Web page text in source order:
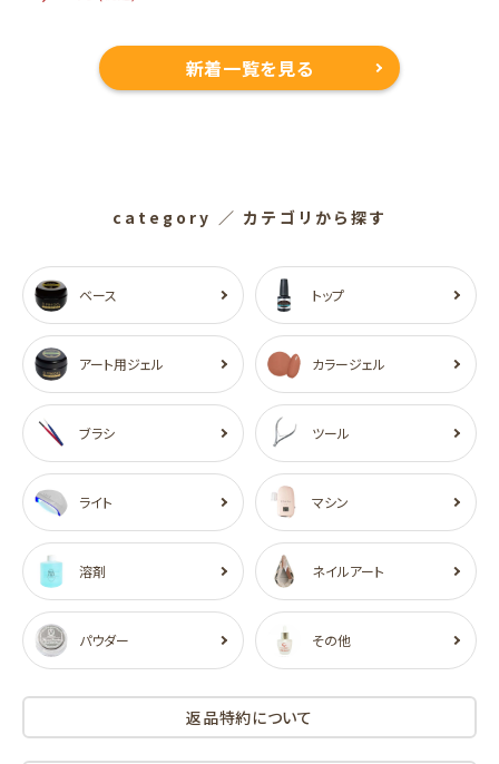
新着一覧を見る
category ／ カテゴリから探す
ベース トップ
アート用ジェル カラージェル
ブラシ ツール
ライト マシン
溶剤 ネイルアート
パウダー その他
返品特約について